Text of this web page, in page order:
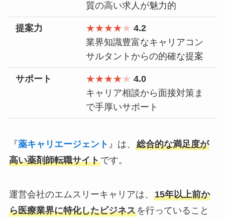
質の高い求人が魅力的
提案力 ★★★★★ 4.2
業界知識豊富なキャリアコン
サルタントからの的確な提案
サポート ★★★★★ 4.0
キャリア相談から面接対策ま
で手厚いサポート
『薬キャリエージェント 』は、 総合的な満足度が
高い薬剤師転職サイトです。
運営会社のエムスリーキャリアは、 15年以上前か
ら医療業界に特化したビジネスを行っていること